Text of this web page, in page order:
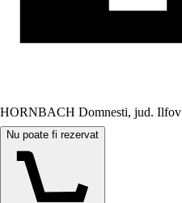
HORNBACH Domnesti, jud. Ilfov
Nu poate fi rezervat